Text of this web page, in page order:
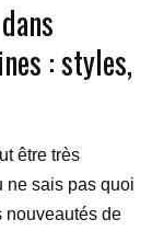
: styles,
être très
ne sais pas quoi
nouveautés de